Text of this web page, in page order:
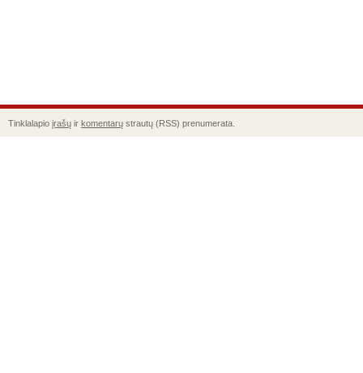
Tinklalapio įrašų ir komentarų strautų (RSS) prenumerata.